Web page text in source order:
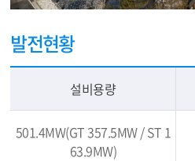
발전현황
설비용량
501.4MW(GT 357.5MW / ST 1
63.9MW)